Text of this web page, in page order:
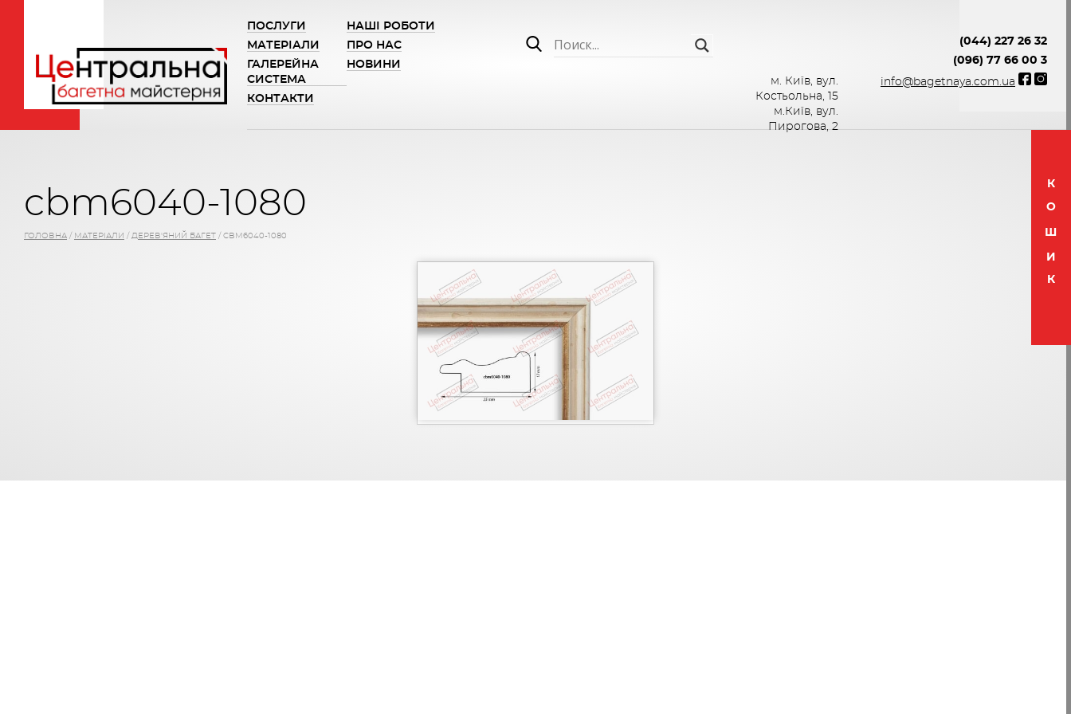
ПОСЛУГИ
НАШІ РОБОТИ
МАТЕРІАЛИ
ПРО НАС
ГАЛЕРЕЙНА
СИСТЕМА
НОВИНИ
КОНТАКТИ
м. Київ, вул.
Костьольна, 15
м.Київ, вул.
Пирогова, 2
(044) 227 26 32
(096) 77 66 00 3
info@bagetnaya.com.ua
cbm6040-1080
ГОЛОВНА / МАТЕРІАЛИ / ДЕРЕВ'ЯНИЙ БАГЕТ / CBM6040-1080
К
О
Ш
И
К